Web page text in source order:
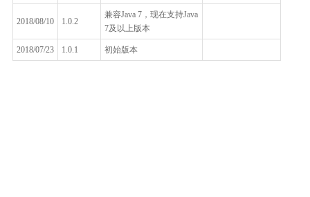
2018/08/10 1.0.2
兼容Java 7，现在支持Java
7及以上版本
2018/07/23 1.0.1 初始版本